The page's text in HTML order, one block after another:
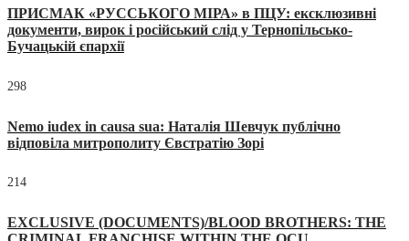
ПРИСМАК «РУССЬКОГО МІРА» в ПЦУ: ексклюзивні
документи, вирок і російський слід у Тернопільсько-
Бучацькій єпархії
298
Nemo iudex in causa sua: Наталія Шевчук публічно
відповіла митрополиту Євстратію Зорі
214
EXCLUSIVE (DOCUMENTS)/BLOOD BROTHERS: THE